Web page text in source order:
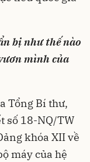
bị như thế nào
mình của
Tổng Bí thư,
số 18-NQ/TW
khóa XII về
máy của hệ